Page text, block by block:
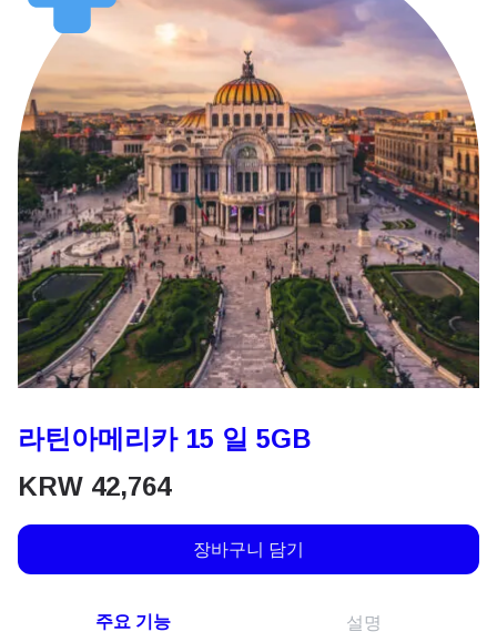
라틴아메리카 15 일 5GB
KRW 42,764
장바구니 담기
주요 기능 설명